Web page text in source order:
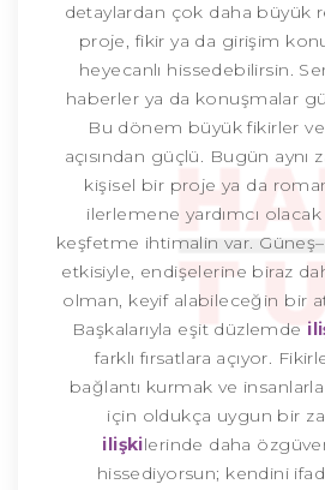
detaylardan çok daha büyük
proje, fikir ya da girişim
heyecanlı hissedebilirsin.
haberler ya da konuşmalar
Bu dönem büyük fikirler ve
açısından güçlü. Bugün aynı
kişisel bir proje ya da
ilerlemene yardımcı
keşfetme ihtimalin var.
etkisiyle, endişelerine biraz
olman, keyif alabileceğin bir
Başkalarıyla eşit düzlemde
farklı fırsatlara açıyor.
bağlantı kurmak ve
için oldukça uygun bir
ilişkilerinde daha
hissediyorsun; kendini